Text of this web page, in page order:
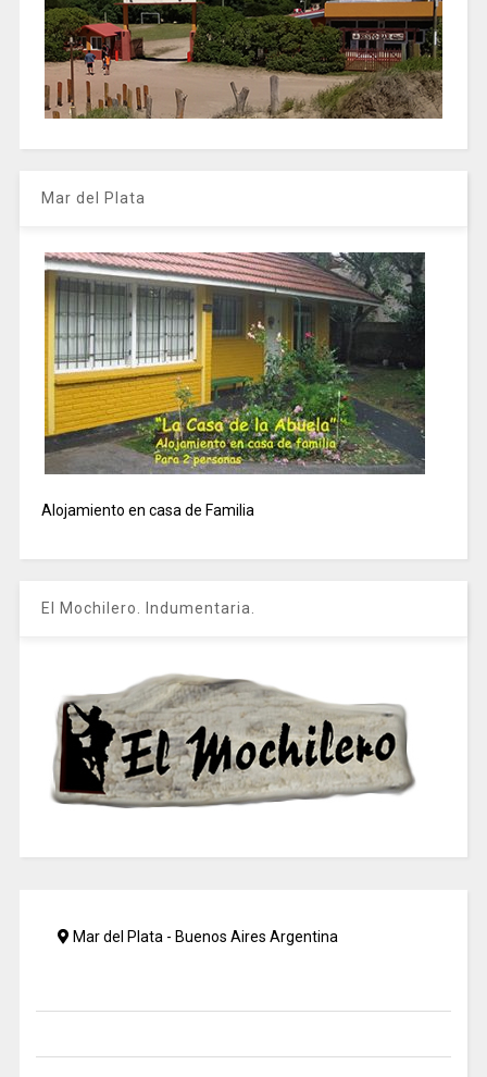
Mar del Plata
Alojamiento en casa de Familia
El Mochilero. Indumentaria.
Mar del Plata - Buenos Aires Argentina